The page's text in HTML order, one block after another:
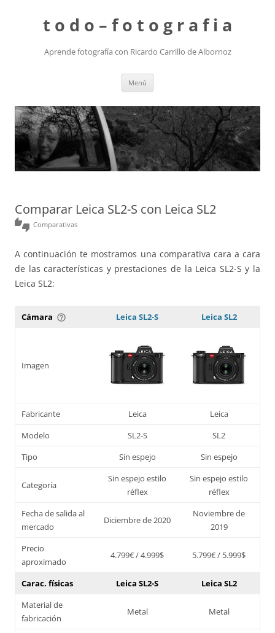
t o d o – f o t o g r a f i a
Aprende fotografía con Ricardo Carrillo de Albornoz
Menú
Comparar Leica SL2-S con Leica SL2
thumbs_up_down Comparativas
A continuación te mostramos una comparativa cara a cara
de las características y prestaciones de la Leica SL2-S y la
Leica SL2:
Cámara help_outline Leica SL2-S Leica SL2
Imagen
Fabricante Leica
Leica
Modelo
SL2-S
SL2
Tipo
Sin espejo Sin espejo
Categoría
Sin espejo estilo
réflex
Sin espejo estilo
réflex
Fecha de salida al
mercado
Diciembre de 2020
Noviembre de
2019
Precio
aproximado
4.799€ / 4.999$ 5.799€ / 5.999$
Carac. físicas Leica SL2-S
Leica SL2
Material de
fabricación
Metal Metal